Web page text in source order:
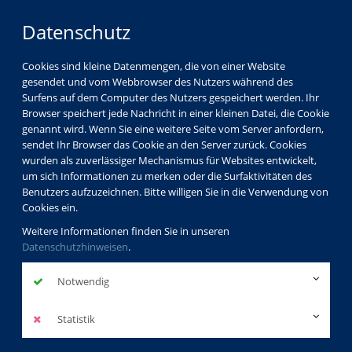
Datenschutz
Cookies sind kleine Datenmengen, die von einer Website
gesendet und vom Webbrowser des Nutzers während des
Surfens auf dem Computer des Nutzers gespeichert werden. Ihr
Browser speichert jede Nachricht in einer kleinen Datei, die Cookie
genannt wird. Wenn Sie eine weitere Seite vom Server anfordern,
sendet Ihr Browser das Cookie an den Server zurück. Cookies
wurden als zuverlässiger Mechanismus für Websites entwickelt,
um sich Informationen zu merken oder die Surfaktivitäten des
Benutzers aufzuzeichnen. Bitte willigen Sie in die Verwendung von
Cookies ein.
Weitere Informationen finden Sie in unseren
Datenschutzhinweisen.
Notwendig
Statistik